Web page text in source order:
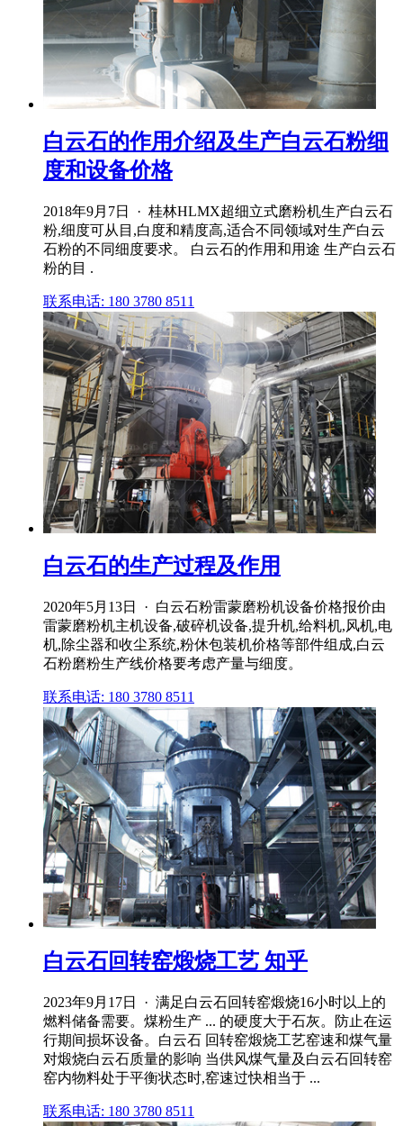
白云石的作用介绍及生产白云石粉细
度和设备价格
2018年9月7日 · 桂林HLMX超细立式磨粉机生产白云石
粉,细度可从目,白度和精度高,适合不同领域对生产白云
石粉的不同细度要求。 白云石的作用和用途 生产白云石
粉的目 .
联系电话: 180 3780 8511
白云石的生产过程及作用
2020年5月13日 · 白云石粉雷蒙磨粉机设备价格报价由
雷蒙磨粉机主机设备,破碎机设备,提升机,给料机,风机,电
机,除尘器和收尘系统,粉休包装机价格等部件组成,白云
石粉磨粉生产线价格要考虑产量与细度。
联系电话: 180 3780 8511
白云石回转窑煅烧工艺 知乎
2023年9月17日 · 满足白云石回转窑煅烧16小时以上的
燃料储备需要。煤粉生产 ... 的硬度大于石灰。防止在运
行期间损坏设备。白云石 回转窑煅烧工艺窑速和煤气量
对煅烧白云石质量的影响 当供风煤气量及白云石回转窑
窑内物料处于平衡状态时,窑速过快相当于 ...
联系电话: 180 3780 8511